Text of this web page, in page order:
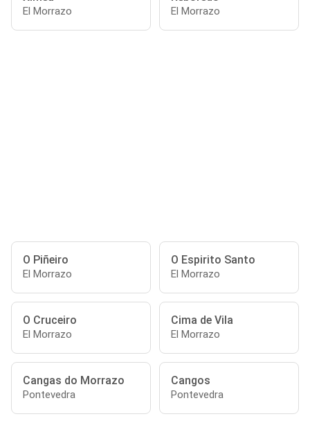
El Morrazo El Morrazo
O Piñeiro
El Morrazo
O Espirito Santo
El Morrazo
O Cruceiro
El Morrazo
Cima de Vila
El Morrazo
Cangas do Morrazo
Pontevedra
Cangos
Pontevedra